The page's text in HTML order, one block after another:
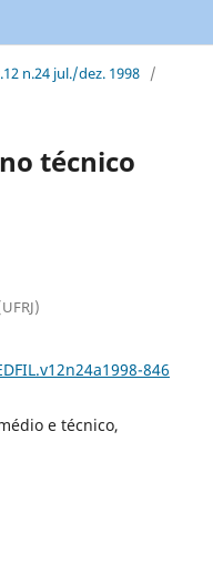
n.24 jul./dez. 1998 /
técnico
846
e técnico,